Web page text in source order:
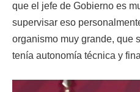
que el jefe de Gobierno es
supervisar eso
organismo muy grande, que
tenía autonomía técnica y